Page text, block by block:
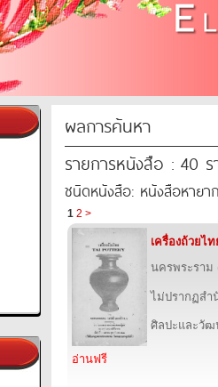
ผลการค้นหา
รายการหนังสือ : 40 ร
ชนิดหนังสือ: หนังสือหายา
1 2 >
เครื่องถ้วยไ
นครพระราม
ไม่ปรากฏส
ศิลปะและวัฒ
อ่านฟรี